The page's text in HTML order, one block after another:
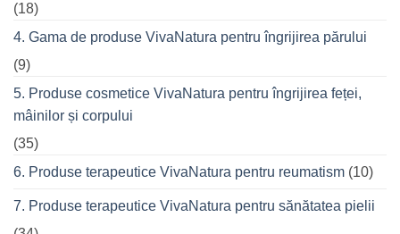
(18)
4. Gama de produse VivaNatura pentru îngrijirea părului
(9)
5. Produse cosmetice VivaNatura pentru îngrijirea feței,
mâinilor și corpului
(35)
6. Produse terapeutice VivaNatura pentru reumatism (10)
7. Produse terapeutice VivaNatura pentru sănătatea pielii